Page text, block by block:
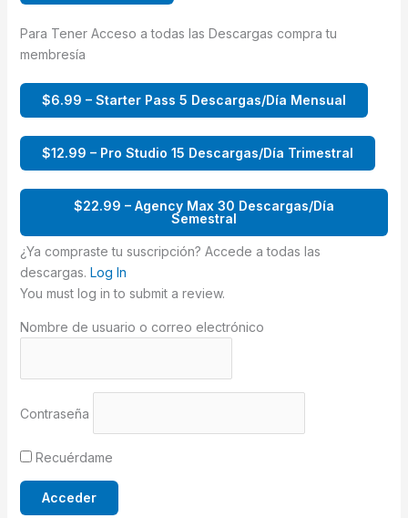
Para Tener Acceso a todas las Descargas compra tu
membresía
$6.99 – Starter Pass 5 Descargas/Día Mensual
$12.99 – Pro Studio 15 Descargas/Día Trimestral
$22.99 – Agency Max 30 Descargas/Día
Semestral
¿Ya compraste tu suscripción? Accede a todas las
descargas. Log In
You must log in to submit a review.
Nombre de usuario o correo electrónico
Contraseña
Recuérdame